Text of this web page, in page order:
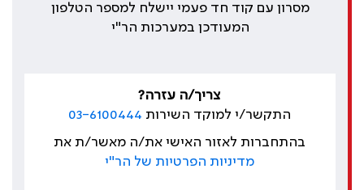
מסרון עם קוד חד פעמי יישלח למספר הטלפון
המעודכן במערכות הר"י
צריך/ה עזרה?
התקשר/י למוקד השירות 03-6100444
בהתחברות לאזור האישי את/ה מאשר/ת את
מדיניות הפרטיות של הר"י